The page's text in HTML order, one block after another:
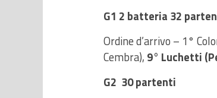
G1 2 batteria 32
Ordine d’arrivo – 1°
Cembra), 9° Luchetti
G2 30 partenti